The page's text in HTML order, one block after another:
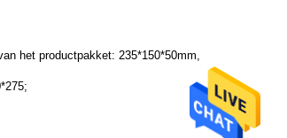
het productpakket: 235*150*50mm,